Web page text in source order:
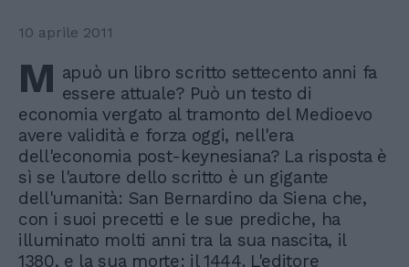
10 aprile 2011
M apuò un libro scritto settecento anni fa
essere attuale? Può un testo di
economia vergato al tramonto del Medioevo
avere validità e forza oggi, nell'era
dell'economia post-keynesiana? La risposta è
sì se l'autore dello scritto è un gigante
dell'umanità: San Bernardino da Siena che,
con i suoi precetti e le sue prediche, ha
illuminato molti anni tra la sua nascita, il
1380, e la sua morte: il 1444. L'editore